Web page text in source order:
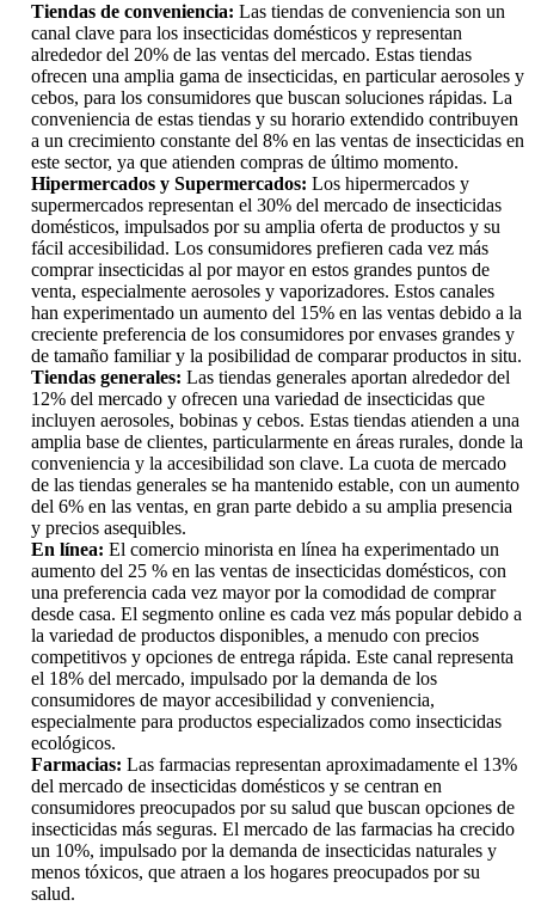
Tiendas de conveniencia: Las tiendas de conveniencia son un
canal clave para los insecticidas domésticos y representan
alrededor del 20% de las ventas del mercado. Estas tiendas
ofrecen una amplia gama de insecticidas, en particular aerosoles y
cebos, para los consumidores que buscan soluciones rápidas. La
conveniencia de estas tiendas y su horario extendido contribuyen
a un crecimiento constante del 8% en las ventas de insecticidas en
este sector, ya que atienden compras de último momento.
Hipermercados y Supermercados: Los hipermercados y
supermercados representan el 30% del mercado de insecticidas
domésticos, impulsados ​​por su amplia oferta de productos y su
fácil accesibilidad. Los consumidores prefieren cada vez más
comprar insecticidas al por mayor en estos grandes puntos de
venta, especialmente aerosoles y vaporizadores. Estos canales
han experimentado un aumento del 15% en las ventas debido a la
creciente preferencia de los consumidores por envases grandes y
de tamaño familiar y la posibilidad de comparar productos in situ.
Tiendas generales: Las tiendas generales aportan alrededor del
12% del mercado y ofrecen una variedad de insecticidas que
incluyen aerosoles, bobinas y cebos. Estas tiendas atienden a una
amplia base de clientes, particularmente en áreas rurales, donde la
conveniencia y la accesibilidad son clave. La cuota de mercado
de las tiendas generales se ha mantenido estable, con un aumento
del 6% en las ventas, en gran parte debido a su amplia presencia
y precios asequibles.
En línea: El comercio minorista en línea ha experimentado un
aumento del 25 % en las ventas de insecticidas domésticos, con
una preferencia cada vez mayor por la comodidad de comprar
desde casa. El segmento online es cada vez más popular debido a
la variedad de productos disponibles, a menudo con precios
competitivos y opciones de entrega rápida. Este canal representa
el 18% del mercado, impulsado por la demanda de los
consumidores de mayor accesibilidad y conveniencia,
especialmente para productos especializados como insecticidas
ecológicos.
Farmacias: Las farmacias representan aproximadamente el 13%
del mercado de insecticidas domésticos y se centran en
consumidores preocupados por su salud que buscan opciones de
insecticidas más seguras. El mercado de las farmacias ha crecido
un 10%, impulsado por la demanda de insecticidas naturales y
menos tóxicos, que atraen a los hogares preocupados por su
salud.